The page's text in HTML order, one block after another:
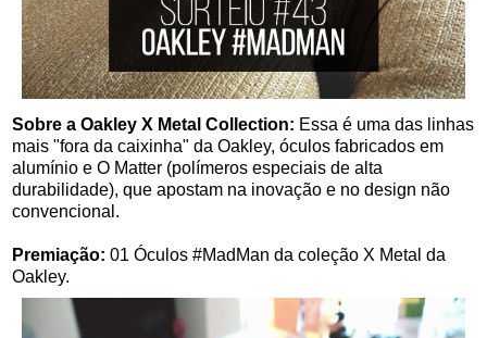
Sobre a Oakley X Metal Collection: Essa é uma das linhas
mais "fora da caixinha" da Oakley, óculos fabricados em
alumínio e O Matter (polímeros especiais de alta
durabilidade), que apostam na inovação e no design não
convencional.
Premiação: 01 Óculos #MadMan da coleção X Metal da
Oakley.